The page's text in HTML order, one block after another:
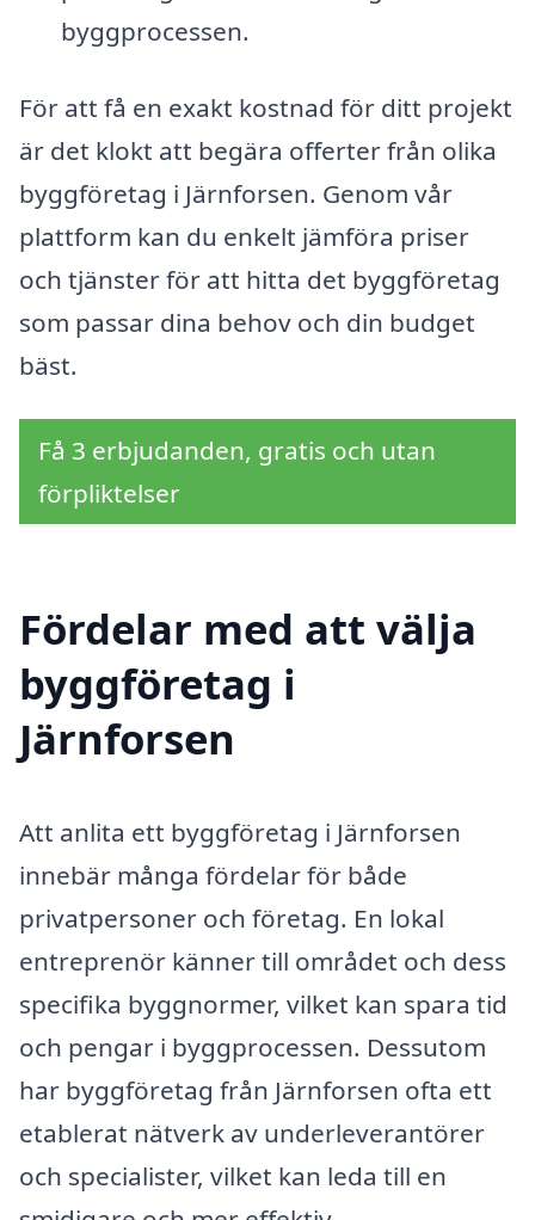
byggprocessen.
För att få en exakt kostnad för ditt projekt
är det klokt att begära offerter från olika
byggföretag i Järnforsen. Genom vår
plattform kan du enkelt jämföra priser
och tjänster för att hitta det byggföretag
som passar dina behov och din budget
bäst.
Få 3 erbjudanden, gratis och utan
förpliktelser
Fördelar med att välja
byggföretag i
Järnforsen
Att anlita ett byggföretag i Järnforsen
innebär många fördelar för både
privatpersoner och företag. En lokal
entreprenör känner till området och dess
specifika byggnormer, vilket kan spara tid
och pengar i byggprocessen. Dessutom
har byggföretag från Järnforsen ofta ett
etablerat nätverk av underleverantörer
och specialister, vilket kan leda till en